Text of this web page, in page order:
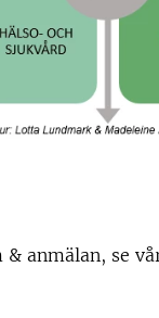
anmälan, se